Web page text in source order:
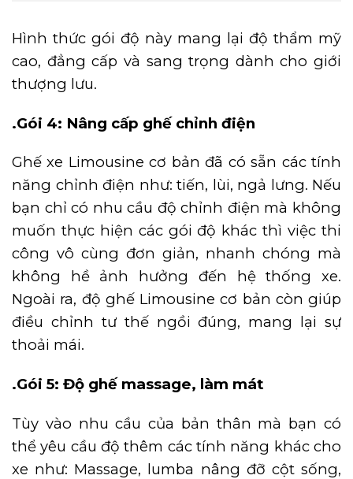
Hình thức gói độ này mang lại độ thẩm mỹ
cao, đẳng cấp và sang trọng dành cho giới
thượng lưu.
.Gói 4: Nâng cấp ghế chỉnh điện
Ghế xe Limousine cơ bản đã có sẵn các tính
năng chỉnh điện như: tiến, lùi, ngả lưng. Nếu
bạn chỉ có nhu cầu độ chỉnh điện mà không
muốn thực hiện các gói độ khác thì việc thi
công vô cùng đơn giản, nhanh chóng mà
không hề ảnh hưởng đến hệ thống xe.
Ngoài ra, độ ghế Limousine cơ bản còn giúp
điều chỉnh tư thế ngồi đúng, mang lại sự
thoải mái.
.Gói 5: Độ ghế massage, làm mát
Tùy vào nhu cầu của bản thân mà bạn có
thể yêu cầu độ thêm các tính năng khác cho
xe như: Massage, lumba nâng đỡ cột sống,